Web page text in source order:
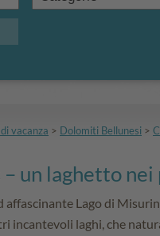
vacanza > Dolomiti Bellunesi >
– un laghetto
affascinante Lago di
incantevoli laghi, che